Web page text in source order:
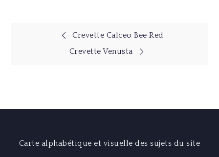
NavigationCrevette Calceo Bee Red
Crevette Venusta
Carte alphabétique et visuelle des sujets du site